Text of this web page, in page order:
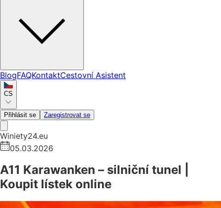
BlogFAQKontaktCestovní Asistent
CS
Přihlásit se Zaregistrovat se
Winiety24.eu
05.03.2026
A11 Karawanken – silniční tunel |
Koupit lístek online